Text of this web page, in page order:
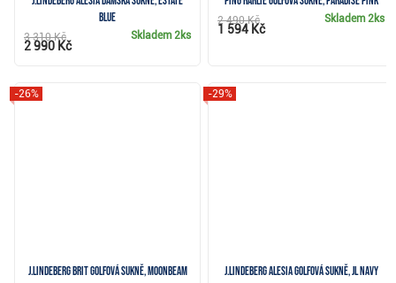
blue
Skladem2ks
3 310 Kč
2 990 Kč
Skladem2ks
2 490 Kč
1 594 Kč
J.Lindeberg Brit golfová sukně, moonbeam
-26%
J.Lindeberg Alesia golfová sukně, JL Navy
-29%